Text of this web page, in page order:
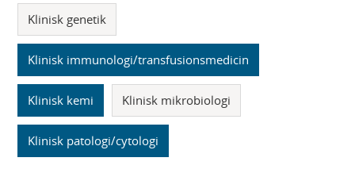
Klinisk genetik
Klinisk immunologi/transfusionsmedicin
Klinisk kemi Klinisk mikrobiologi
Klinisk patologi/cytologi